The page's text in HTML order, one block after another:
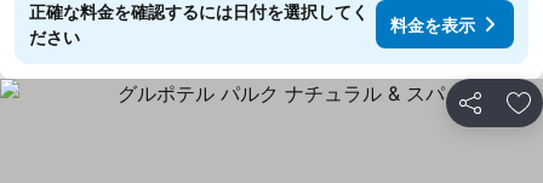
正確な料金を確認するには日付を選択してく
ださい
料金を表示
シェア お